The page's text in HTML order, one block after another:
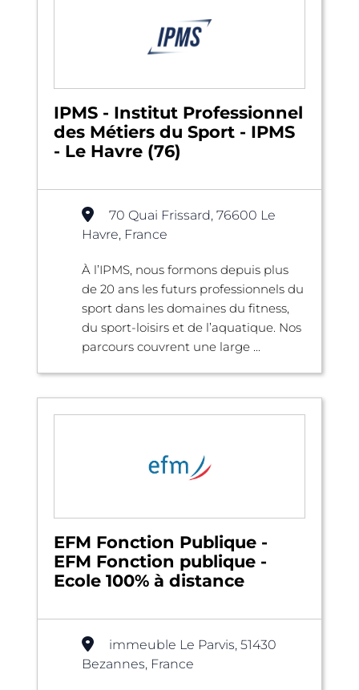
IPMS - Institut Professionnel
des Métiers du Sport - IPMS
- Le Havre (76)
70 Quai Frissard, 76600 Le
Havre, France
À l’IPMS, nous formons depuis plus
de 20 ans les futurs professionnels du
sport dans les domaines du fitness,
du sport-loisirs et de l’aquatique. Nos
parcours couvrent une large ...
EFM Fonction Publique -
EFM Fonction publique -
Ecole 100% à distance
immeuble Le Parvis, 51430
Bezannes, France